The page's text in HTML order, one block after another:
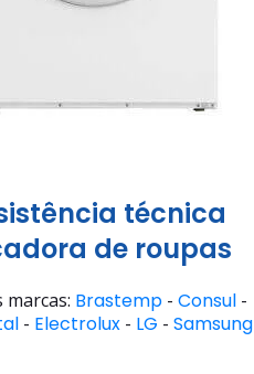
técnica
de roupas
marcas: Brastemp- Consul-
- Electrolux - LG - Samsung